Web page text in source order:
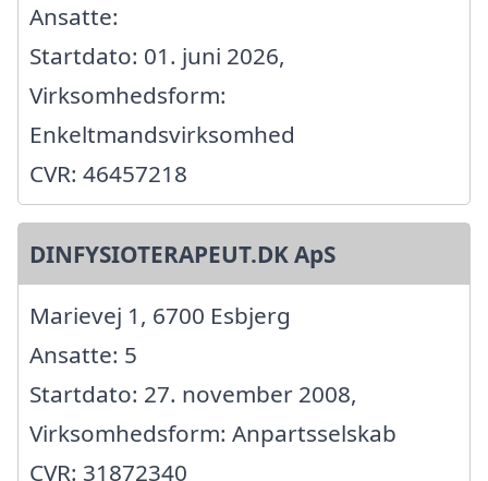
Ansatte:
Startdato: 01. juni 2026,
Virksomhedsform:
Enkeltmandsvirksomhed
CVR: 46457218
DINFYSIOTERAPEUT.DK ApS
Marievej 1, 6700 Esbjerg
Ansatte: 5
Startdato: 27. november 2008,
Virksomhedsform: Anpartsselskab
CVR: 31872340